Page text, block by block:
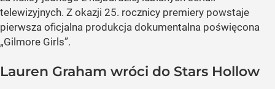
telewizyjnych. Z okazji 25. rocznicy premiery powstaje
pierwsza oficjalna produkcja dokumentalna poświęcona
„Gilmore Girls”.
Lauren Graham wróci do Stars Hollow